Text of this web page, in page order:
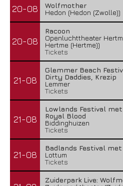
20-08
Wolfmother
Hedon (Hedon (Zwolle))
20-08
Racoon
Openluchttheater
Hertme (Hertme))
Tickets
21-08
Glemmer Beach
Dirty Daddies, Krezip
Lemmer
Tickets
21-08
Lowlands Festival met
Royal Blood
Biddinghuizen
Tickets
21-08
Badlands Festival met
Lottum
Tickets
Zuiderpark Live: